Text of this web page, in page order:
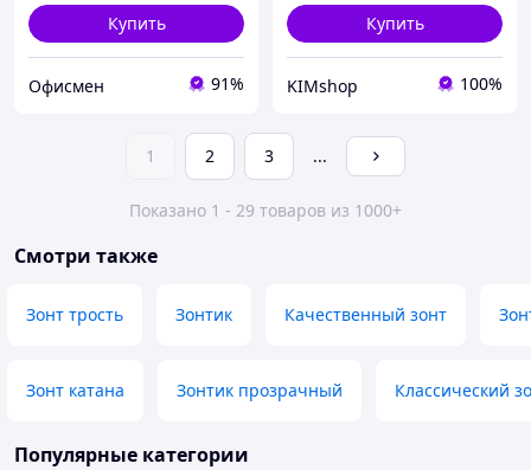
Купить
Офисмен 91%
Купить
KIMshop 100%
1 2 3 ...
Показано 1 - 29 товаров из 1000+
Смотри также
Зонт трость Зонтик Качественный зонт
Зонт катана Зонтик прозрачный Классический
Популярные категории